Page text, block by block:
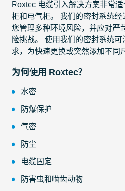
Roxtec 电缆引入解决方案非常
柜和电气柜。 我们的密封系统经
您管理多种环境风险，并应对严
险挑战。 使用我们的密封系统
求，为快速更换或突然添加不同
为何使用 Roxtec？
水密
防爆保护
气密
防尘
电缆固定
防害虫和啮齿动物